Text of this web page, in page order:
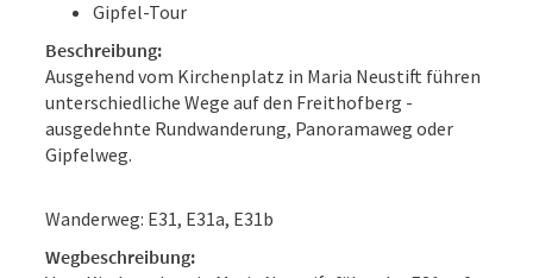
Gipfel-Tour
Beschreibung:
Ausgehend vom Kirchenplatz in Maria Neustift führen
unterschiedliche Wege auf den Freithofberg -
ausgedehnte Rundwanderung, Panoramaweg oder
Gipfelweg.
Wanderweg: E31, E31a, E31b
Wegbeschreibung: